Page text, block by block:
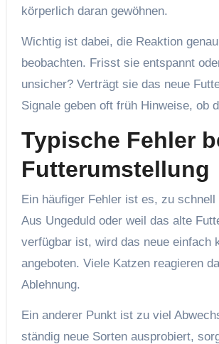
körperlich daran gewöhnen.
Wichtig ist dabei, die Reaktion
beobachten. Frisst sie entspannt
unsicher? Verträgt sie das neue
Signale geben oft früh Hinweise, ob
Typische Fehler
Futterumstellung
Ein häufiger Fehler ist es, zu schnell
Aus Ungeduld oder weil das alte
verfügbar ist, wird das neue einfach
angeboten. Viele Katzen reagieren
Ablehnung.
Ein anderer Punkt ist zu viel
ständig neue Sorten ausprobiert,